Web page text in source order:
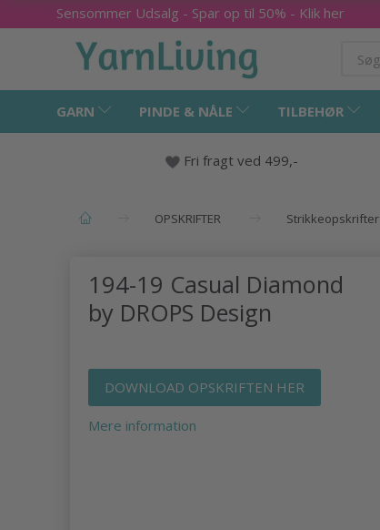
Sensommer Udsalg - Spar op til 50% - Klik her
GARN PINDE & NÅLE TILBEHØR
Fri fragt ved 499,-
OPSKRIFTER Strikkeopskrifter
194-19 Casual Diamond
by DROPS Design
DOWNLOAD OPSKRIFTEN HER
Mere information